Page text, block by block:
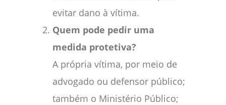
evitar dano à vítima.
Quem pode pedir uma
medida protetiva?
A própria vítima, por meio de
advogado ou defensor público;
também o Ministério Público;